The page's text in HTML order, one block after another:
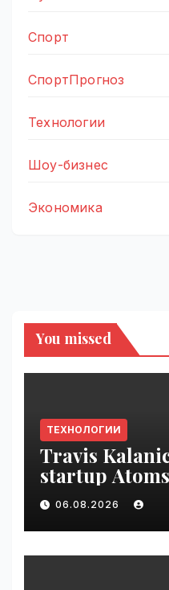
Спорт
СпортПрогноз
Технологии
Шоу-бизнес
Экономика
You missed
ТЕХНОЛОГИИ
Travis
startup
Uber finance
VseTime.ru
06.08.2026